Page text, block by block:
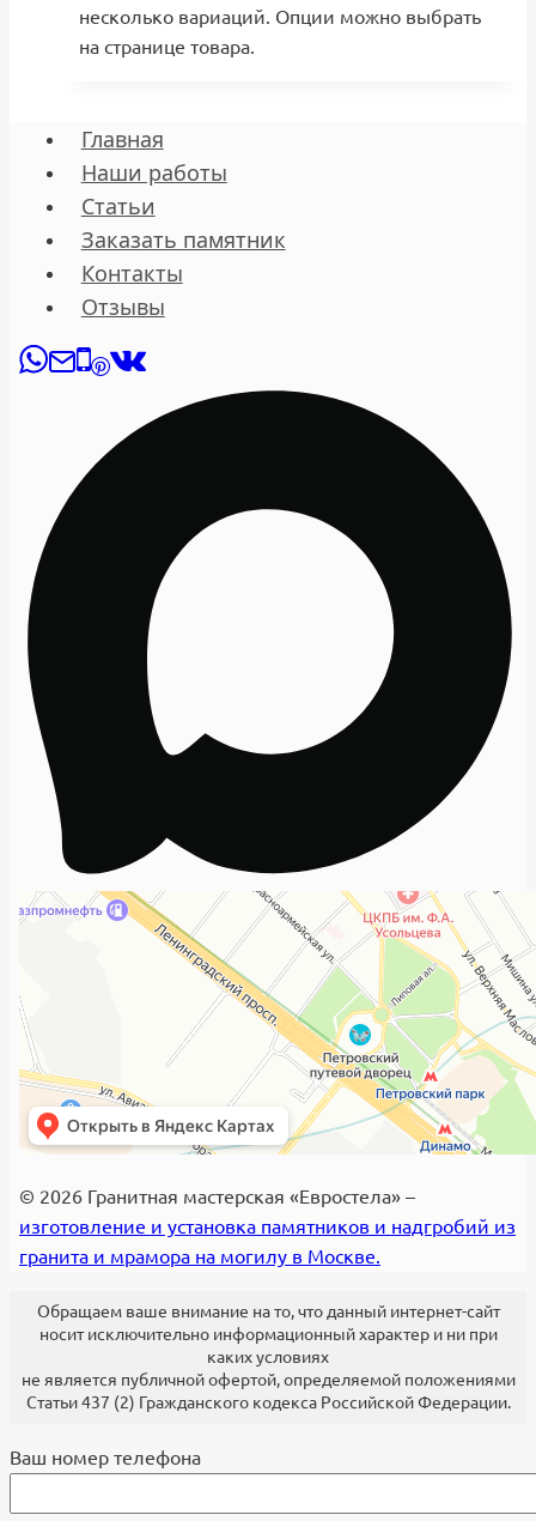
несколько вариаций. Опции можно выбрать
на странице товара.
Главная
Наши работы
Статьи
Заказать памятник
Контакты
Отзывы
© 2026 Гранитная мастерская «Евростела» –
изготовление и установка памятников и надгробий из
гранита и мрамора на могилу в Москве.
Обращаем ваше внимание на то, что данный интернет-сайт
носит исключительно информационный характер и ни при
каких условиях
не является публичной офертой, определяемой положениями
Статьи 437 (2) Гражданского кодекса Российской Федерации.
Ваш номер телефона